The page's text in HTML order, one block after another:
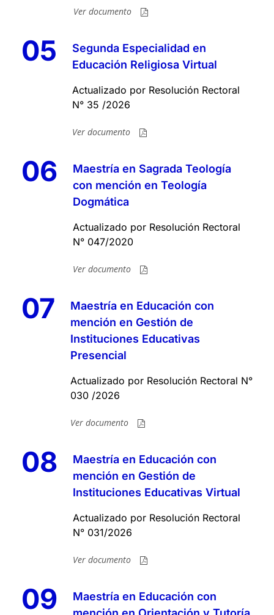
Ver documento
05
Segunda Especialidad en
Educación Religiosa Virtual
Actualizado por Resolución Rectoral
N° 35 /2026
Ver documento
06
Maestría en Sagrada Teología
con mención en Teología
Dogmática
Actualizado por Resolución Rectoral
N° 047/2020
Ver documento
07
Maestría en Educación con
mención en Gestión de
Instituciones Educativas
Presencial
Actualizado por Resolución Rectoral N°
030 /2026
Ver documento
08
Maestría en Educación con
mención en Gestión de
Instituciones Educativas Virtual
Actualizado por Resolución Rectoral
N° 031/2026
Ver documento
09
Maestría en Educación con